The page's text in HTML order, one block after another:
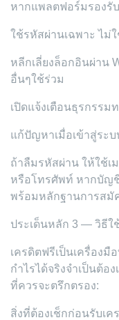
หากแพลตฟอร์มรองรับ
ใช้รหัสผ่านเฉพาะ ไม่
หลีกเลี่ยงล็อกอินผ่าน
อื่นๆใช้ร่วม
เปิดแจ้งเตือนธุรกรรม
แก้ปัญหาเมื่อเข้าสู่ระบ
ถ้าลืมรหัสผ่าน ให้ใช้เ
หรือโทรศัพท์ หากบัญ
พร้อมหลักฐานการสมั
ประเด็นหลัก 3 — วิธีใ
เครดิตฟรีเป็นเครื่องมื
กำไรได้จริงจำเป็นต้อ
ที่ควรจะตรึกตรอง:
สิ่งที่ต้องเช็กก่อนรับเค